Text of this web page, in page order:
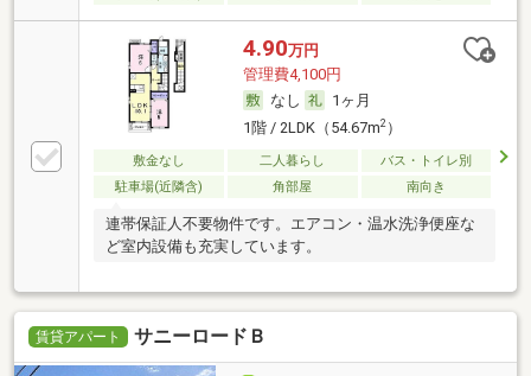
4.90万円
管理費4,100円
なし
1ヶ月
1階 / 2LDK（54.67m2）
敷金なし 二人暮らし
バス・トイレ別
駐車場(近隣含)
角部屋 南向き
連帯保証人不要物件です。エアコン・温水洗浄便座な
ど室内設備も充実しています。
賃貸アパート サニーロードＢ